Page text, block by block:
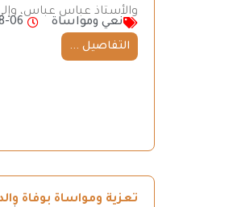
والأستاذ عباس عباس،
نعي ومواساة
06
التفاصيل ...
تعزية ومواساة بوفاة